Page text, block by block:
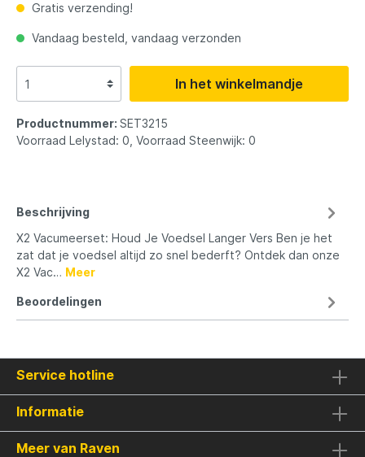
Gratis verzending!
Vandaag besteld, vandaag verzonden
In het winkelmandje
Productnummer: SET3215
Voorraad Lelystad: 0, Voorraad Steenwijk: 0
Beschrijving
X2 Vacumeerset: Houd Je Voedsel Langer Vers Ben je het
zat dat je voedsel altijd zo snel bederft? Ontdek dan onze
X2 Vac… Meer
Beoordelingen
Service hotline
Informatie
Meer van Raven